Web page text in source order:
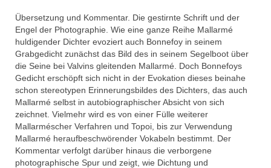
Übersetzung und Kommentar. Die gestirnte Schrift und der
Engel der Photographie. Wie eine ganze Reihe Mallarmé
huldigender Dichter evoziert auch Bonnefoy in seinem
Grabgedicht zunächst das Bild des in seinem Segelboot über
die Seine bei Valvins gleitenden Mallarmé. Doch Bonnefoys
Gedicht erschöpft sich nicht in der Evokation dieses beinahe
schon stereotypen Erinnerungsbildes des Dichters, das auch
Mallarmé selbst in autobiographischer Absicht von sich
zeichnet. Vielmehr wird es von einer Fülle weiterer
Mallarméscher Verfahren und Topoi, bis zur Verwendung
Mallarmé heraufbeschwörender Vokabeln bestimmt. Der
Kommentar verfolgt darüber hinaus die verborgene
photographische Spur und zeigt, wie Dichtung und